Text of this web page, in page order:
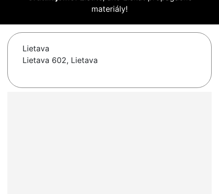
materiály!
Lietava
Lietava 602, Lietava